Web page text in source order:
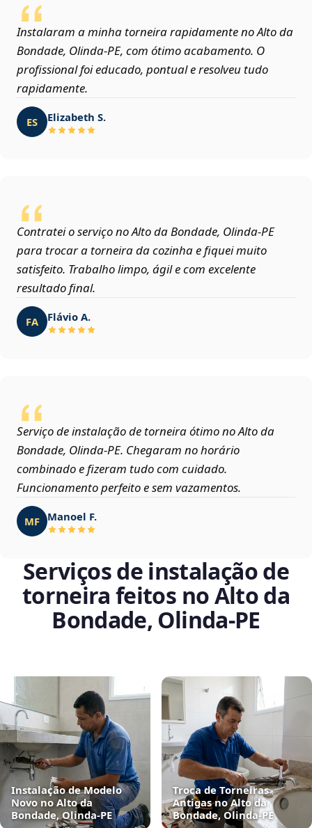
Instalaram a minha torneira rapidamente no Alto da
Bondade, Olinda‑PE, com ótimo acabamento. O
profissional foi educado, pontual e resolveu tudo
rapidamente.
ES Elizabeth S.
Contratei o serviço no Alto da Bondade, Olinda‑PE
para trocar a torneira da cozinha e fiquei muito
satisfeito. Trabalho limpo, ágil e com excelente
resultado final.
FA Flávio A.
Serviço de instalação de torneira ótimo no Alto da
Bondade, Olinda‑PE. Chegaram no horário
combinado e fizeram tudo com cuidado.
Funcionamento perfeito e sem vazamentos.
MF Manoel F.
Serviços de instalação de
torneira feitos no Alto da
Bondade, Olinda‑PE
Instalação de Modelo
Novo no Alto da
Bondade, Olinda‑PE
Troca de Torneiras
Antigas no Alto da
Bondade, Olinda‑PE